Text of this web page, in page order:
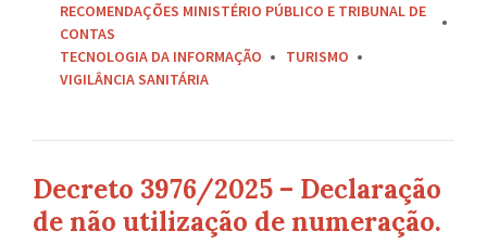
RECOMENDAÇÕES MINISTÉRIO PÚBLICO E TRIBUNAL DE
CONTAS
TECNOLOGIA DA INFORMAÇÃO
TURISMO
VIGILÂNCIA SANITÁRIA
Decreto 3976/2025 – Declaração
de não utilização de numeração.